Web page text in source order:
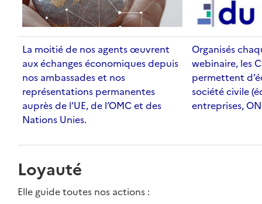
La moitié de nos agents œuvrent
aux échanges économiques depuis
nos ambassades et nos
représentations permanentes
auprès de l’UE, de l’OMC et des
Nations Unies.
Organisés
webinaire, les
permettent
société civile
entreprises,
Loyauté
Elle guide toutes nos actions :